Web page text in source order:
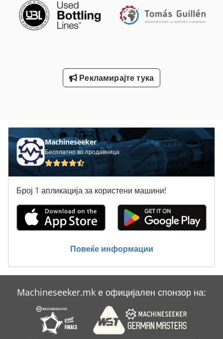
Рекламирајте тука
Machineseeker
Бесплатно во продавница
Број 1 апликација за користени машини!
Повеќе информации
Machineseeker.mk е официјален спонзор на: